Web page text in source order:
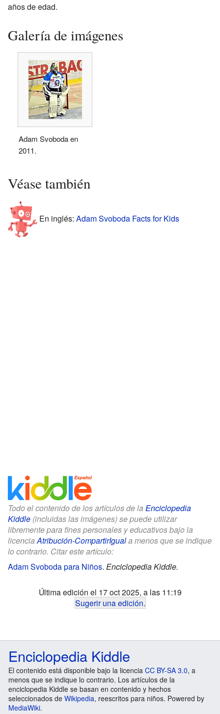
años de edad.
Galería de imágenes
Adam Svoboda en
2011.
Véase también
En inglés: Adam Svoboda Facts for Kids
Todo el contenido de los artículos de la Enciclopedia
Kiddle (incluidas las imágenes) se puede utilizar
libremente para fines personales y educativos bajo la
licencia Atribución-CompartirIguala menos que se indique
lo contrario. Citar este artículo:
Adam Svoboda para Niños. Enciclopedia Kiddle.
Última edición el 17 oct 2025, a las 11:19
Sugerir una edición.
Enciclopedia Kiddle
El contenido está disponible bajo la licencia CC BY-SA 3.0, a
menos que se indique lo contrario. Los artículos de la
enciclopedia Kiddle se basan en contenido y hechos
seleccionados de Wikipedia, reescritos para niños. Powered by
MediaWiki.